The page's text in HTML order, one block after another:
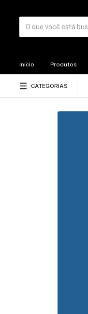
Início Produtos
CATEGORIAS